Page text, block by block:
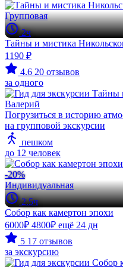
Групповая
2ч
Тайны и мистика
1190 ₽
4.6 20 отзывов
за одного
Валерий
Погрузиться в историю
на групповой экcкурсии
пешком
до 12 человек
-20%
Индивидуальная
2.5ч
Собор как камертон эпохи
6000₽ 4800₽ ещё 24 дн
5 17 отзывов
за экскурсию